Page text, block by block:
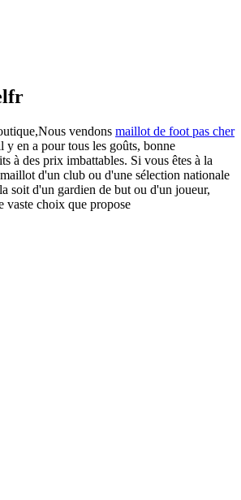
vendons maillot de foot pas cher
en a pour tous les goûts, bonne
à des prix imbattables. Si vous êtes à la
d'un club ou d'une sélection nationale
soit d'un gardien de but ou d'un joueur,
vaste choix que propose